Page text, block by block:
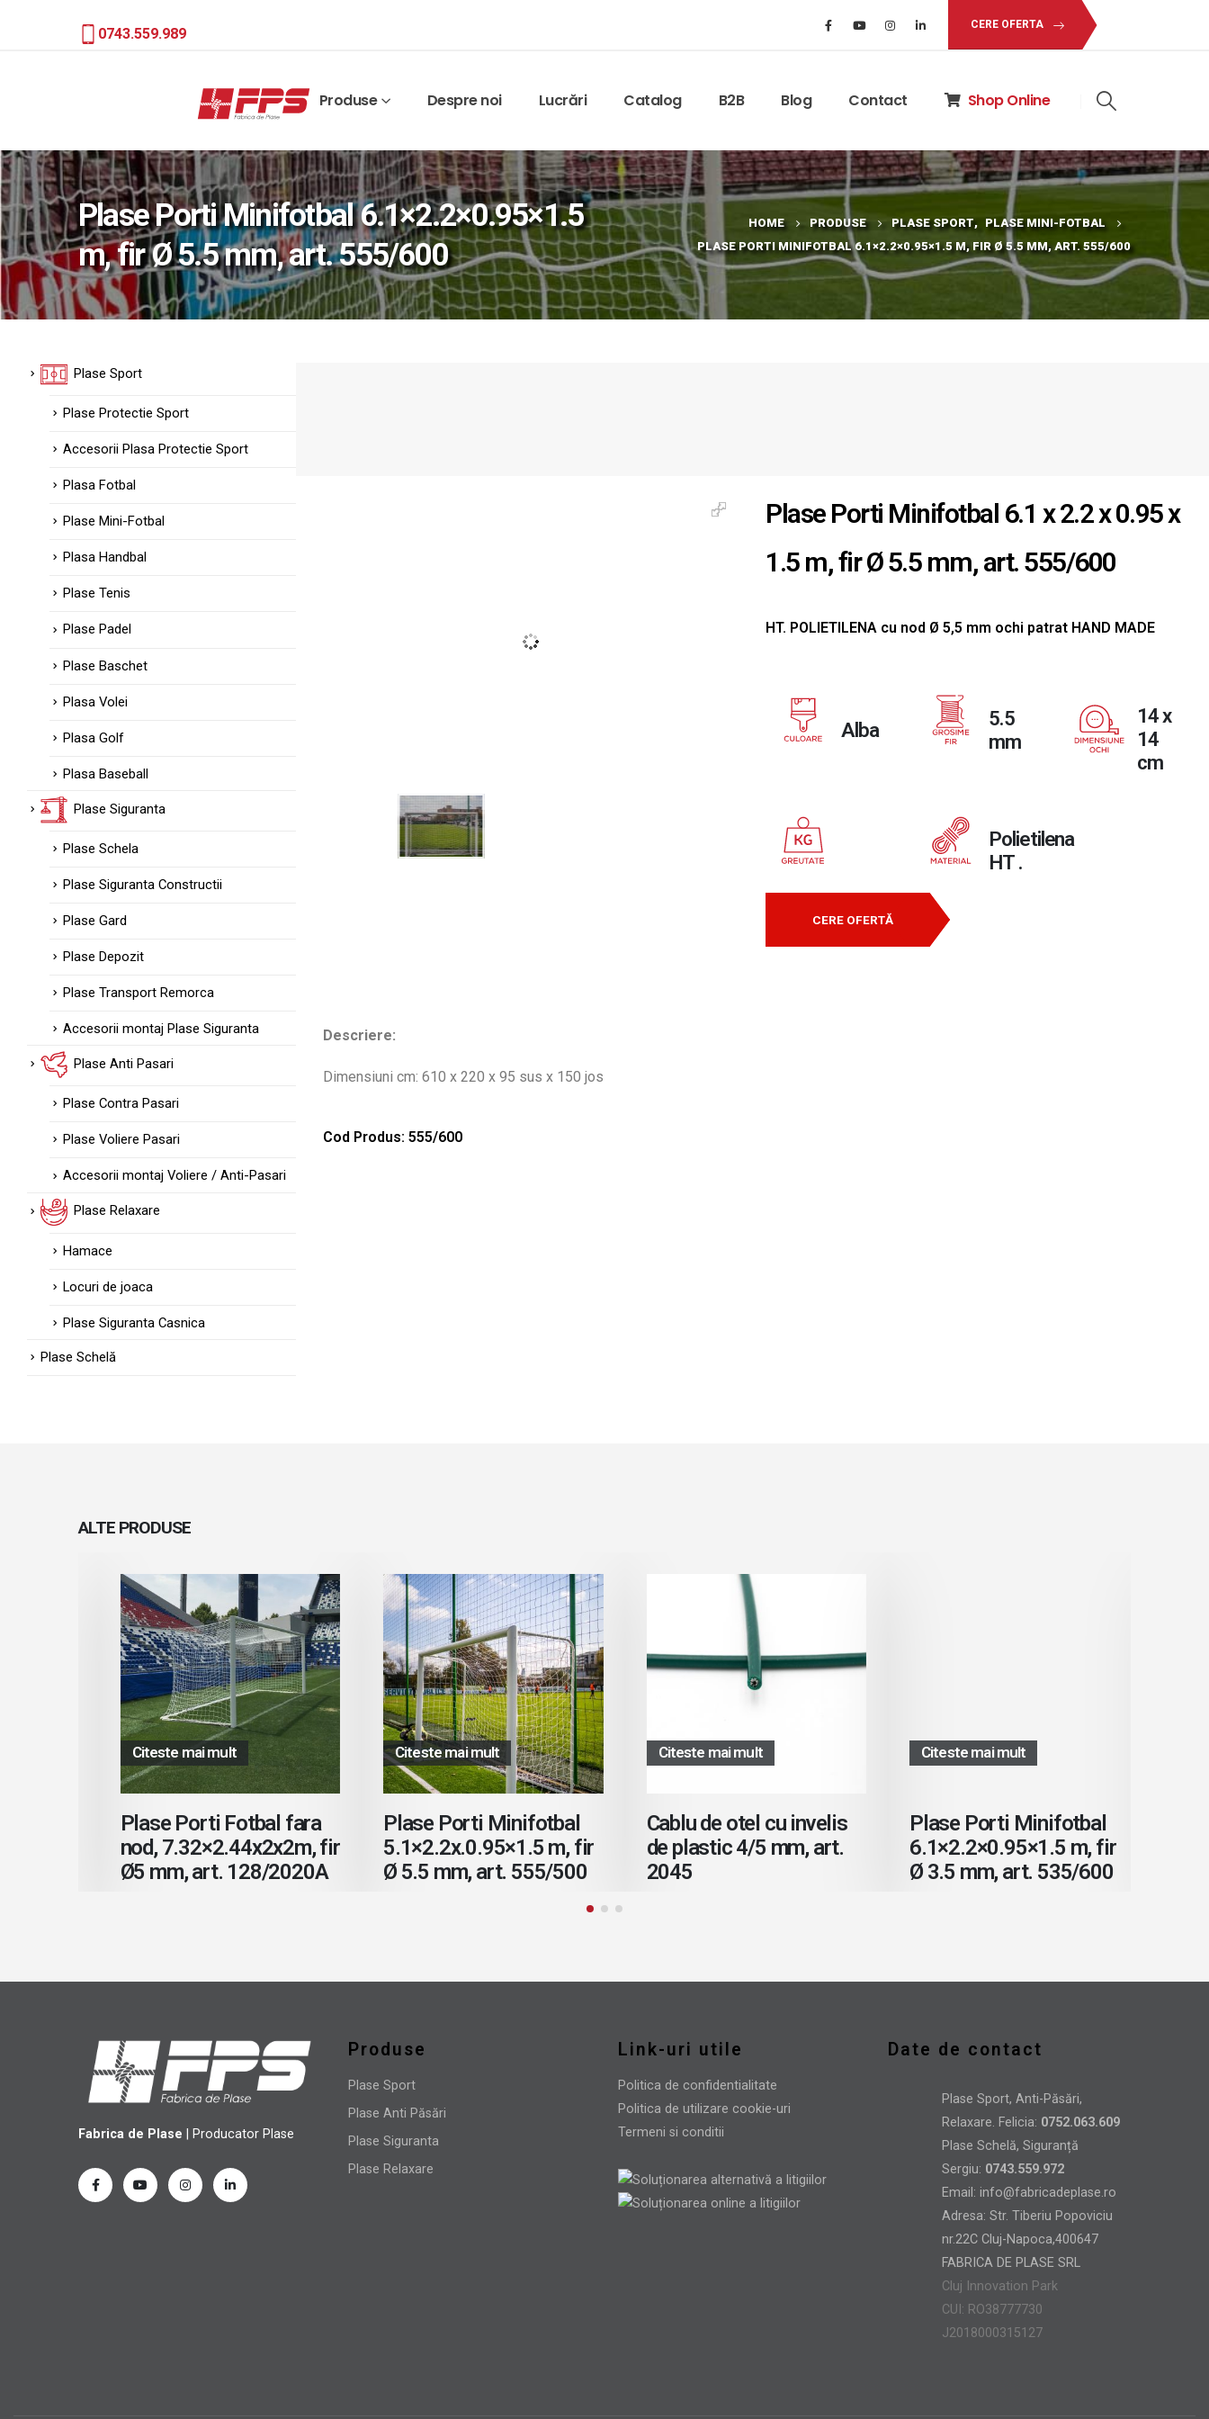
0743.559.989
CERE OFERTA
Produse Despre noi Lucrări Catalog B2B Blog Contact Shop Online
Plase Porti Minifotbal 6.1×2.2×0.95×1.5
m, fir Ø 5.5 mm, art. 555/600
HOME PRODUSE PLASE SPORT, PLASE MINI-FOTBAL
PLASE PORTI MINIFOTBAL 6.1×2.2×0.95×1.5 M, FIR Ø 5.5 MM, ART. 555/600
Plase Porti Minifotbal 6.1 x 2.2 x 0.95 x
1.5 m, fir Ø 5.5 mm, art. 555/600
HT. POLIETILENA cu nod Ø 5,5 mm ochi patrat HAND MADE
Alba
5.5
mm
14 x
14
cm
Polietilena
HT .
CERE OFERTĂ
Descriere:
Dimensiuni cm: 610 x 220 x 95 sus x 150 jos
Cod Produs: 555/600
Plase Sport
Plase Protectie Sport
Accesorii Plasa Protectie Sport
Plasa Fotbal
Plase Mini-Fotbal
Plasa Handbal
Plase Tenis
Plase Padel
Plase Baschet
Plasa Volei
Plasa Golf
Plasa Baseball
Plase Siguranta
Plase Schela
Plase Siguranta Constructii
Plase Gard
Plase Depozit
Plase Transport Remorca
Accesorii montaj Plase Siguranta
Plase Anti Pasari
Plase Contra Pasari
Plase Voliere Pasari
Accesorii montaj Voliere / Anti-Pasari
Plase Relaxare
Hamace
Locuri de joaca
Plase Siguranta Casnica
Plase Schelă
ALTE PRODUSE
Citeste mai mult
Plase Porti Fotbal fara
nod, 7.32×2.44x2x2m, fir
Ø5 mm, art. 128/2020A
Citeste mai mult
Plase Porti Minifotbal
5.1×2.2x.0.95×1.5 m, fir
Ø 5.5 mm, art. 555/500
Citeste mai mult
Cablu de otel cu invelis
de plastic 4/5 mm, art.
2045
Citeste mai mult
Plase Porti Minifotbal
6.1×2.2×0.95×1.5 m, fir
Ø 3.5 mm, art. 535/600
Fabrica de Plase | Producator Plase
Produse
Plase Sport
Plase Anti Păsări
Plase Siguranta
Plase Relaxare
Link-uri utile
Politica de confidentialitate
Politica de utilizare cookie-uri
Termeni si conditii
Date de contact
Plase Sport, Anti-Păsări,
Relaxare. Felicia: 0752.063.609
Plase Schelă, Siguranță
Sergiu: 0743.559.972
Email: info@fabricadeplase.ro
Adresa: Str. Tiberiu Popoviciu
nr.22C Cluj-Napoca,400647
FABRICA DE PLASE SRL
Cluj Innovation Park
CUI: RO38777730
J2018000315127